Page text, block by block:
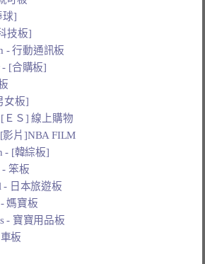
球]
技板]
- 行動通訊板
- [合購板]
女板]
[ＥＳ] 線上購物
影片]NBA FILM
- [韓綜板]
- 笨板
- 日本旅遊板
媽寶板
- 寶寶用品板
板